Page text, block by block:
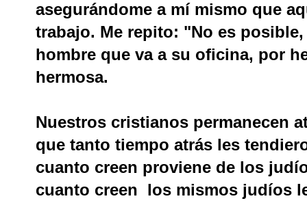
asegurándome a mí mismo que
trabajo. Me repito: "No es
hombre que va a su oficina, por
hermosa.
Nuestros cristianos permanecen
que tanto tiempo atrás les
cuanto creen proviene de los
cuanto creen los mismos judíos